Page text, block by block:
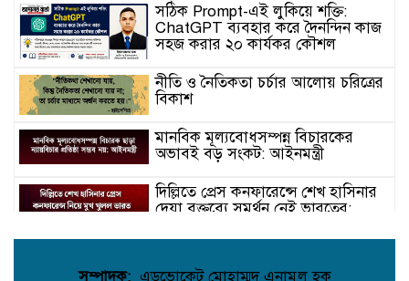
সঠিক Prompt-এই লুকিয়ে শক্তি:
ChatGPT ব্যবহার করে দৈনন্দিন কাজ
সহজ করার ২০ কার্যকর কৌশল
নীতি ও নৈতিকতা চর্চার আলোয় চরিত্রের
বিকাশ
মানবিক মূল্যবোধসম্পন্ন বিচারকের
অভাবই বড় সংকট: আইনমন্ত্রী
দিল্লিতে প্রেস কনফারেন্সে শেখ হাসিনার
দেয়া বক্তব্যে সমর্থন নেই ভারতের:
“নীতিমালা” কি আইন? হাইকোর্ট কি
সম্পাদক: এডভোকেট মোহাম্মদ এনামুল হক